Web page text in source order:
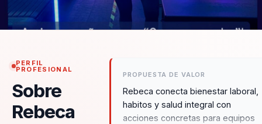
PERFIL
PROFESIONAL
Sobre
Rebeca
PROPUESTA DE VALOR
Rebeca conecta bienestar laboral,
habitos y salud integral con
acciones concretas para equipos